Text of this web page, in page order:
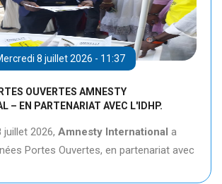
8 juillet 2026 - 11:37
OUVERTES AMNESTY
– EN PARTENARIAT AVEC L'IDHP.
2026, Amnesty International a
Portes Ouvertes, en partenariat avec